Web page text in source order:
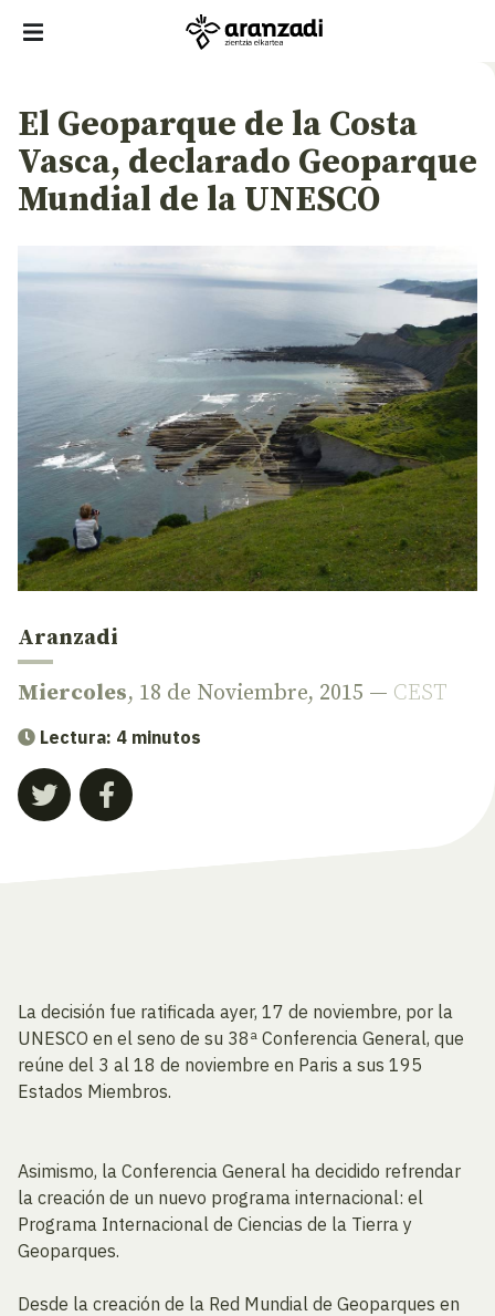
El Geoparque de la Costa
Vasca, declarado Geoparque
Mundial de la UNESCO
Aranzadi
Miercoles, 18 de Noviembre, 2015 — CEST
Lectura: 4 minutos
La decisión fue ratificada ayer, 17 de noviembre, por la
UNESCO en el seno de su 38ª Conferencia General, que
reúne del 3 al 18 de noviembre en Paris a sus 195
Estados Miembros.
Asimismo, la Conferencia General ha decidido refrendar
la creación de un nuevo programa internacional: el
Programa Internacional de Ciencias de la Tierra y
Geoparques.
Desde la creación de la Red Mundial de Geoparques en